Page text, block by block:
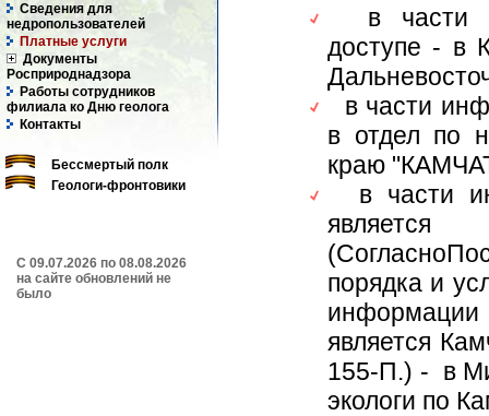
Сведения для
недропользователей
Платные услуги
Документы
Росприроднадзора
Работы сотрудников
филиала ко Дню геолога
Контакты
Бессмертый полк
Геологи-фронтовики
C 09.07.2026 по 08.08.2026
на сайте обновлений не
было
в части
доступе - в
в части
в отдел по
краю
в части
порядка и
является
155-П.) - в
экологи по